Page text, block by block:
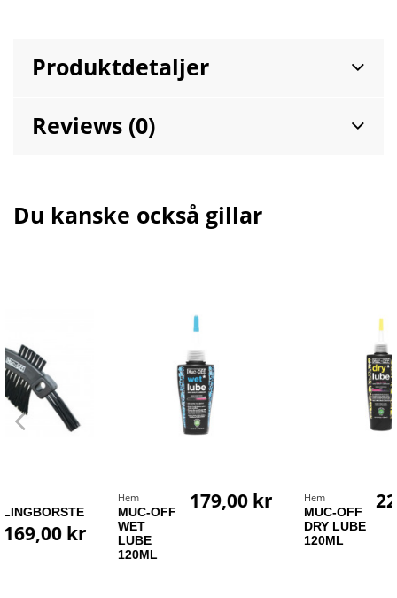
Produktdetaljer
Reviews (0)
Du kanske också gillar
MUC-OFF
WET
LUBE
179,00 kr Hem
MUC-OFF
229,00 kr